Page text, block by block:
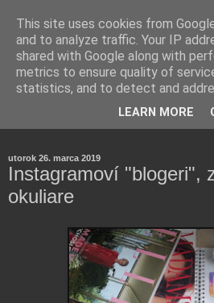
rozoberá témy o zdraví, živote a
utorok 26. marca 2019
Instagramoví "blogeri",
okuliare
This site uses cookies from
and to analyze traffic. Your IP
shared with Google along with
metrics to ensure quality of
statistics, and to detect and
LEARN MORE